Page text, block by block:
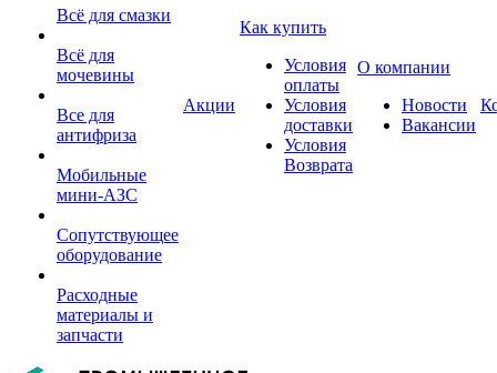
Всё для смазки
Всё для
мочевины
Все для
антифриза
Мобильные
мини-АЗС
Сопутствующее
оборудование
Расходные
материалы и
запчасти
Акции
Как купить
Условия
оплаты
Условия
доставки
Условия
Возврата
О компании
Новости
Вакансии